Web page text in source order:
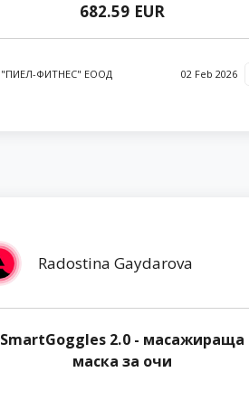
682.59 EUR
"ПИЕЛ-ФИТНЕС" ЕООД 02 Feb 2026
Radostina Gaydarova
SmartGoggles 2.0 - масажираща
маска за очи